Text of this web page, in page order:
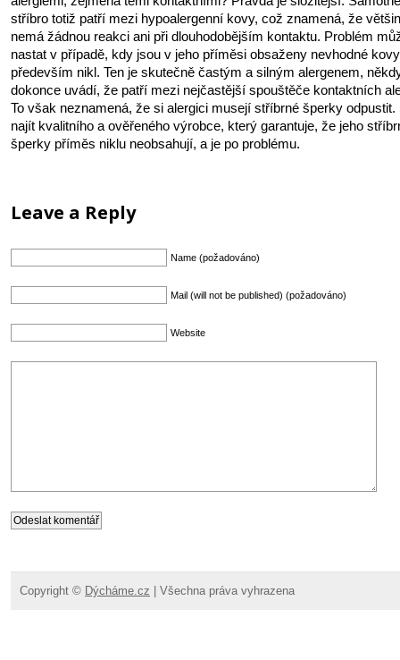
stříbro totiž patří mezi hypoalergenní kovy, což znamená, že
nemá žádnou reakci ani při dlouhodobějším kontaktu. Problém
nastat v případě, kdy jsou v jeho příměsi obsaženy nevhodné
především nikl. Ten je skutečně častým a silným alergenem,
dokonce uvádí, že patří mezi nejčastější spouštěče kontaktních
To však neznamená, že si alergici musejí stříbrné šperky odpustit.
najít kvalitního a ověřeného výrobce, který garantuje, že jeho
šperky příměs niklu neobsahují, a je po problému.
Leave a Reply
Name (požadováno)
Mail (will not be published) (požadováno)
Website
Copyright © Dýcháme.cz | Všechna práva vyhrazena